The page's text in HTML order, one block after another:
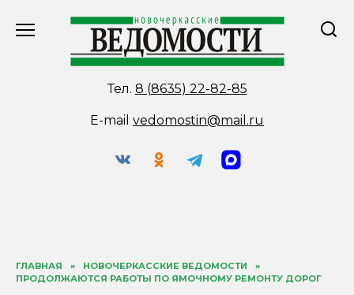
Тел. 8 (8635) 22-82-85
E-mail vedomostin@mail.ru
ГЛАВНАЯ » НОВОЧЕРКАССКИЕ ВЕДОМОСТИ
»
ПРОДОЛЖАЮТСЯ РАБОТЫ ПО ЯМОЧНОМУ РЕМОНТУ ДОРОГ